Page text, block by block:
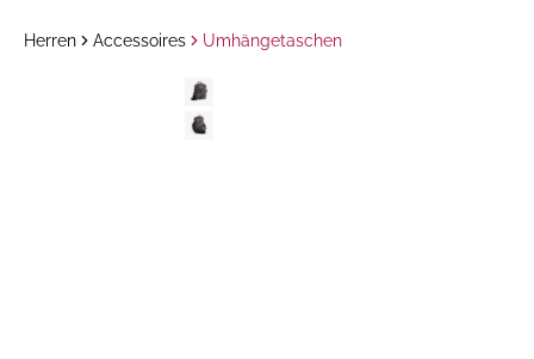
Herren Accessoires Umhängetaschen